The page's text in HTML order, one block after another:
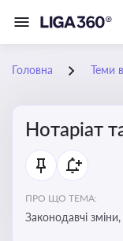
Головна Теми
Нотаріат
ПРО ЩО ТЕМА:
Законодавчі